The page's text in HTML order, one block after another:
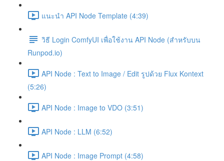
แนะนำ API Node Template (4:39)
วิธี Login ComfyUI เพื่อใช้งาน API Node (สำหรับบน
Runpod.io)
API Node : Text to Image / Edit รูปด้วย Flux Kontext
(5:26)
API Node : Image to VDO (3:51)
API Node : LLM (6:52)
API Node : Image Prompt (4:58)